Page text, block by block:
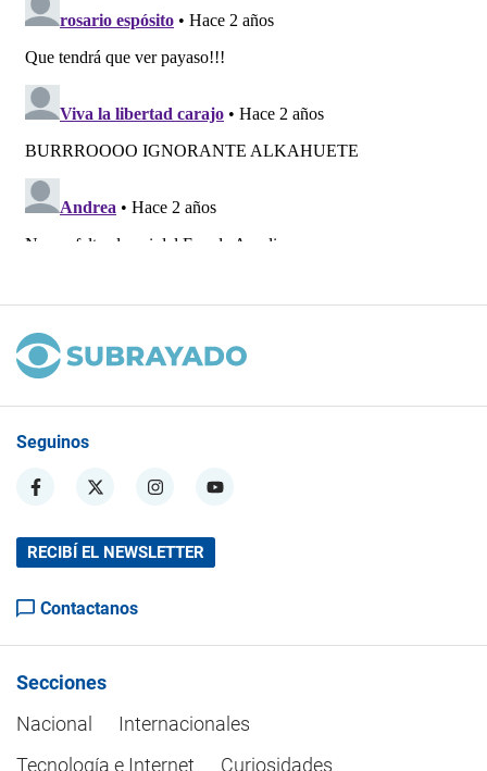
Seguinos
RECIBÍ EL NEWSLETTER
Contactanos
Secciones
Nacional
Internacionales
Tecnología e Internet
Curiosidades